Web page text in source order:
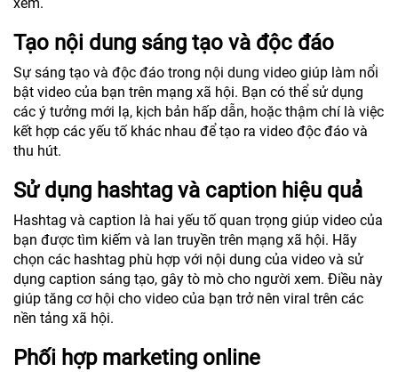
xem.
Tạo nội dung sáng tạo và độc đáo
Sự sáng tạo và độc đáo trong nội dung video giúp làm nổi
bật video của bạn trên mạng xã hội. Bạn có thể sử dụng
các ý tưởng mới lạ, kịch bản hấp dẫn, hoặc thậm chí là việc
kết hợp các yếu tố khác nhau để tạo ra video độc đáo và
thu hút.
Sử dụng hashtag và caption hiệu quả
Hashtag và caption là hai yếu tố quan trọng giúp video của
bạn được tìm kiếm và lan truyền trên mạng xã hội. Hãy
chọn các hashtag phù hợp với nội dung của video và sử
dụng caption sáng tạo, gây tò mò cho người xem. Điều này
giúp tăng cơ hội cho video của bạn trở nên viral trên các
nền tảng xã hội.
Phối hợp marketing online